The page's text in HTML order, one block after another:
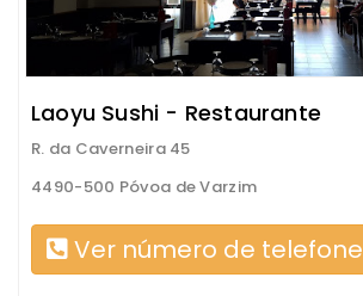
Laoyu Sushi - Restaurante
R. da Caverneira 45
4490-500 Póvoa de Varzim
Ver número de telefone